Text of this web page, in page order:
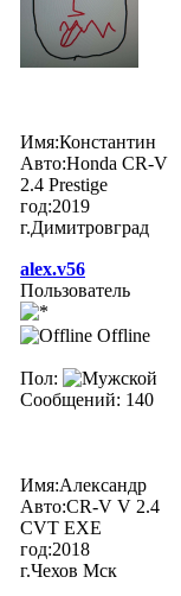
Имя:Константин
Авто:Honda CR-V
2.4 Prestige
год:2019
г.Димитровград
alex.v56
Пользователь
Offline
Пол:
Сообщений: 140
Имя:Александр
Авто:CR-V V 2.4
CVT ЕХЕ
год:2018
г.Чехов Мск